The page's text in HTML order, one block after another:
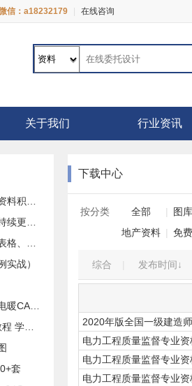
信：a18232179 在线咨询
关于我们 行业资讯
实战）
套
下载中心
按分类 全部 |
图
地产资料 | 免
综合 发布时间↓
2020年版全国一级建造
电力工程质量监督专业
电力工程质量监督专业
电力工程质量监督专业